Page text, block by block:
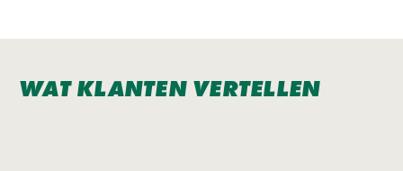
WAT KLANTEN VERTELLEN